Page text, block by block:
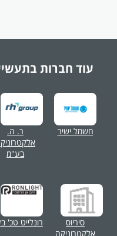
עוד חברות
חשמל ישיר
ר. ה.
בע"מ
סיריוס
אלקטרוניקה
רונלייט טכ'